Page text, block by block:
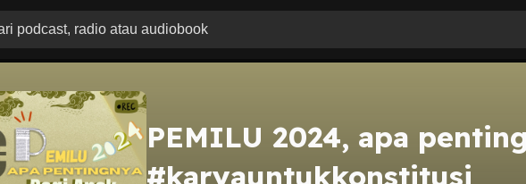
PEMILU 2024, apa
#karyauntukkonstitusi